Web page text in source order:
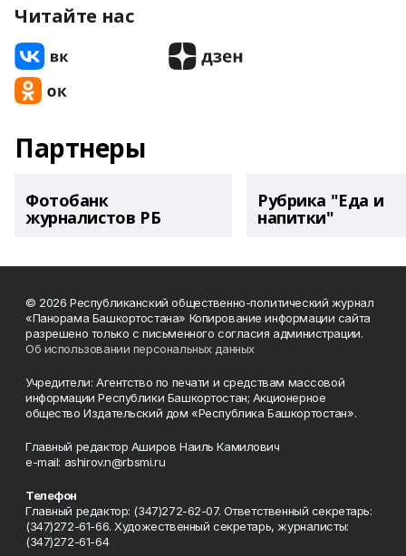
Читайте нас
Партнеры
Фотобанк
журналистов РБ
Рубрика "Еда и
напитки"
© 2026 Республиканский общественно-политический журнал
«Панорама Башкортостана» Копирование информации сайта
разрешено только с письменного согласия администрации.
Об использовании персональных данных
Учредители: Агентство по печати и средствам массовой
информации Республики Башкортостан; Акционерное
общество Издательский дом «Республика Башкортостан».
Главный редактор Аширов Наиль Камилович
e-mail: ashirov.n@rbsmi.ru
Телефон
Главный редактор: (347)272-62-07. Ответственный секретарь:
(347)272-61-66. Художественный секретарь, журналисты:
(347)272-61-64